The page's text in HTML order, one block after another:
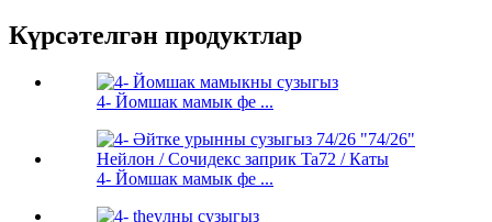
Күрсәтелгән продуктлар
4- Йомшак мамык фе ...
4- Йомшак мамык фе ...